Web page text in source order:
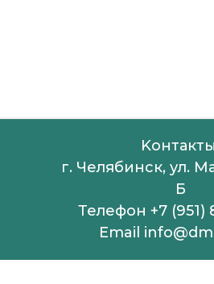
г. Челябинск, ул.
Б
Телефон +7 (951)
Email